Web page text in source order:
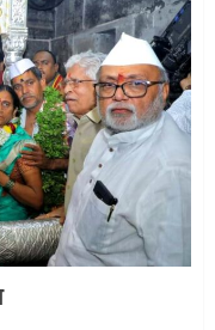
महापूजेचा मान